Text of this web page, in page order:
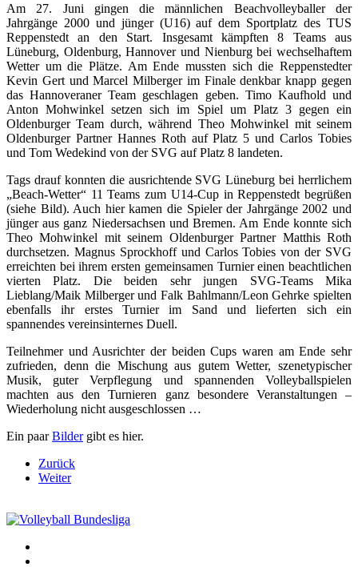
Am 27. Juni gingen die männlichen Beachvolleyballer der
Jahrgänge 2000 und jünger (U16) auf dem Sportplatz des TUS
Reppenstedt an den Start. Insgesamt kämpften 8 Teams aus
Lüneburg, Oldenburg, Hannover und Nienburg bei wechselhaftem
Wetter um die Plätze. Am Ende mussten sich die Reppenstedter
Kevin Gert und Marcel Milberger im Finale denkbar knapp gegen
das Hannoveraner Team geschlagen geben. Timo Kaufhold und
Anton Mohwinkel setzen sich im Spiel um Platz 3 gegen ein
Oldenburger Team durch, während Theo Mohwinkel mit seinem
Oldenburger Partner Hannes Roth auf Platz 5 und Carlos Tobies
und Tom Wedekind von der SVG auf Platz 8 landeten.
Tags drauf konnten die ausrichtende SVG Lüneburg bei herrlichem
„Beach-Wetter“ 11 Teams zum U14-Cup in Reppenstedt begrüßen
(siehe Bild). Auch hier kamen die Spieler der Jahrgänge 2002 und
jünger aus ganz Niedersachsen und Bremen. Am Ende konnte sich
Theo Mohwinkel mit seinem Oldenburger Partner Matthis Roth
durchsetzen. Magnus Sprockhoff und Carlos Tobies von der SVG
erreichten bei ihrem ersten gemeinsamen Turnier einen beachtlichen
vierten Platz. Die beiden sehr jungen SVG-Teams Mika
Lieblang/Maik Milberger und Falk Bahlmann/Leon Gehrke spielten
ebenfalls ihr erstes Turnier im Sand und lieferten sich ein
spannendes vereinsinternes Duell.
Teilnehmer und Ausrichter der beiden Cups waren am Ende sehr
zufrieden, denn die Mischung aus gutem Wetter, szenetypischer
Musik, guter Verpflegung und spannenden Volleyballspielen
machten aus den Turnieren ganz besondere Veranstaltungen –
Wiederholung nicht ausgeschlossen …
Ein paarBildergibt es hier.
Zurück
Weiter